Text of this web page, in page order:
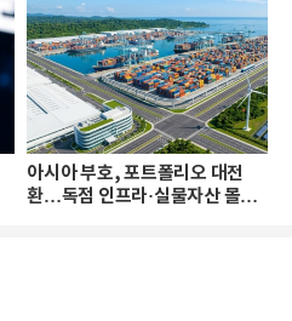
아시아 부호, 포트폴리오 대전
환…독점 인프라·실물자산 몰린